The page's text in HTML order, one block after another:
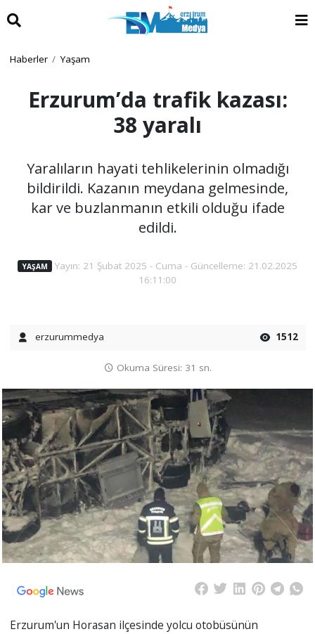
Haberler Yaşam
Erzurum’da trafik kazası:
38 yaralı
Yaralıların hayati tehlikelerinin olmadığı
bildirildi. Kazanın meydana gelmesinde,
kar ve buzlanmanın etkili olduğu ifade
edildi.
YAŞAM
Yayın: 21 Şubat 2025 - Cuma - Güncelleme: 21.02.2025
16:11:00
erzurummedya 1512
Okuma Süresi: 31 sn.
Erzurum'un Horasan ilçesinde yolcu otobüsünün